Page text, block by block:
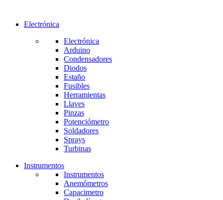
Electrónica
Electrónica
Arduino
Condensadores
Diodos
Estaño
Fusibles
Herramientas
Llaves
Pinzas
Potenciómetro
Soldadores
Sprays
Turbinas
Instrumentos
Instrumentos
Anemómetros
Capacimetro